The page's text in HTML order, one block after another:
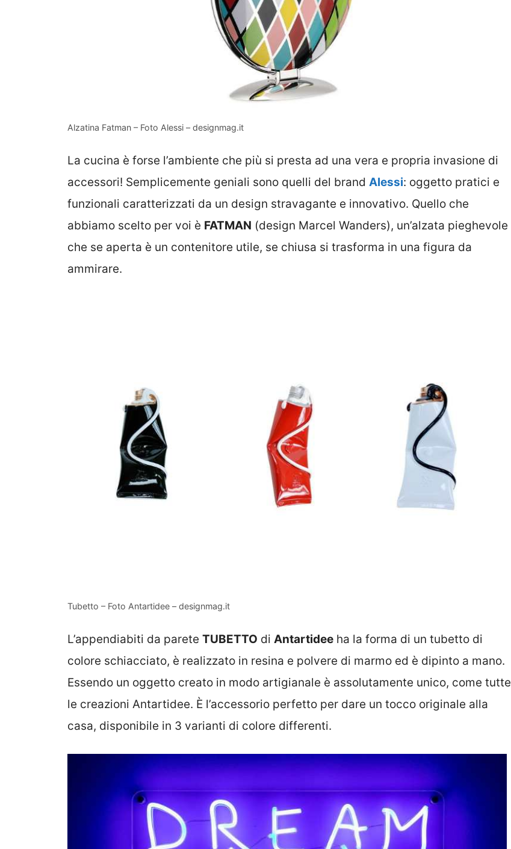
Alzatina Fatman – Foto Alessi – designmag.it
La cucina è forse l’ambiente che più si presta ad una vera e propria invasione di
accessori! Semplicemente geniali sono quelli del brand Alessi: oggetto pratici e
funzionali caratterizzati da un design stravagante e innovativo. Quello che
abbiamo scelto per voi è FATMAN (design Marcel Wanders), un’alzata pieghevole
che se aperta è un contenitore utile, se chiusa si trasforma in una figura da
ammirare.
Tubetto – Foto Antartidee – designmag.it
L’appendiabiti da parete TUBETTO di Antartidee ha la forma di un tubetto di
colore schiacciato, è realizzato in resina e polvere di marmo ed è dipinto a mano.
Essendo un oggetto creato in modo artigianale è assolutamente unico, come tutte
le creazioni Antartidee. È l’accessorio perfetto per dare un tocco originale alla
casa, disponibile in 3 varianti di colore differenti.